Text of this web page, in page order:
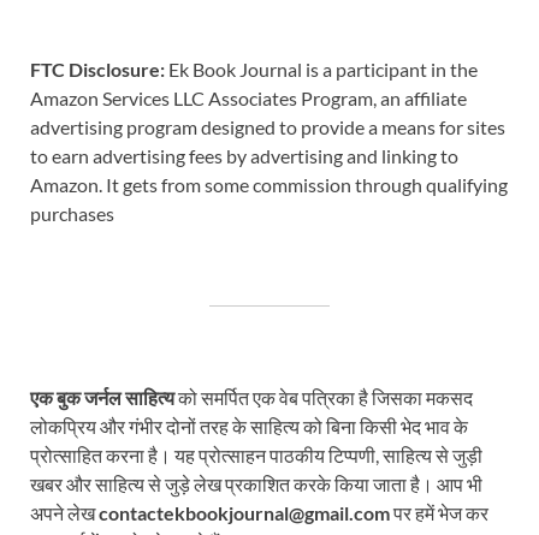
FTC Disclosure: Ek Book Journal is a participant in the
Amazon Services LLC Associates Program, an affiliate
advertising program designed to provide a means for sites
to earn advertising fees by advertising and linking to
Amazon. It gets from some commission through qualifying
purchases
एक बुक जर्नल साहित्यको समर्पित एक वेब पत्रिका है जिसका मकसद
लोकप्रिय और गंभीर दोनों तरह के साहित्य को बिना किसी भेद भाव के
प्रोत्साहित करना है। यह प्रोत्साहन पाठकीय टिप्पणी, साहित्य से जुड़ी
खबर और साहित्य से जुड़े लेख प्रकाशित करके किया जाता है। आप भी
अपने लेखcontactekbookjournal@gmail.comपर हमें भेज कर